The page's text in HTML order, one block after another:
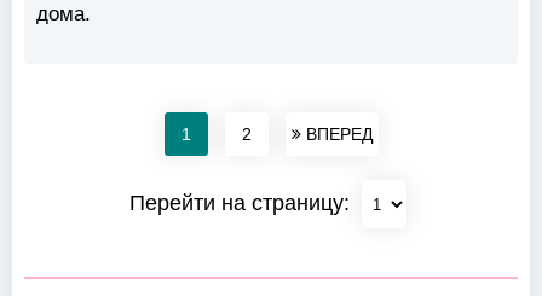
дома.
1 2 ВПЕРЕД
Перейти на страницу: